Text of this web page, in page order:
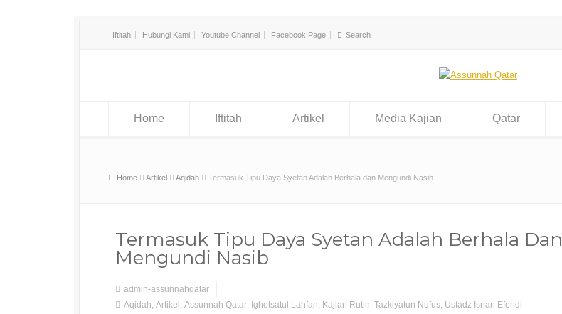
Iftitah Hubungi Kami Youtube Channel Facebook Page
Home Iftitah Artikel Media Kajian Qatar
Home Artikel Aqidah Termasuk Tipu Daya Syetan Adalah Berhala dan Mengundi Nasib
Termasuk Tipu Daya Syetan Adalah Berhala Dan
Mengundi Nasib
admin-assunnahqatar
Aqidah, Artikel , Assunnah Qatar, Ighotsatul Lahfan, Kajian Rutin, Tazkiyatun Nufus, Ustadz Isnan Efendi